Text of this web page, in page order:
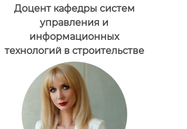
Доцент кафедры систем
управления и
информационных
технологий в строительстве